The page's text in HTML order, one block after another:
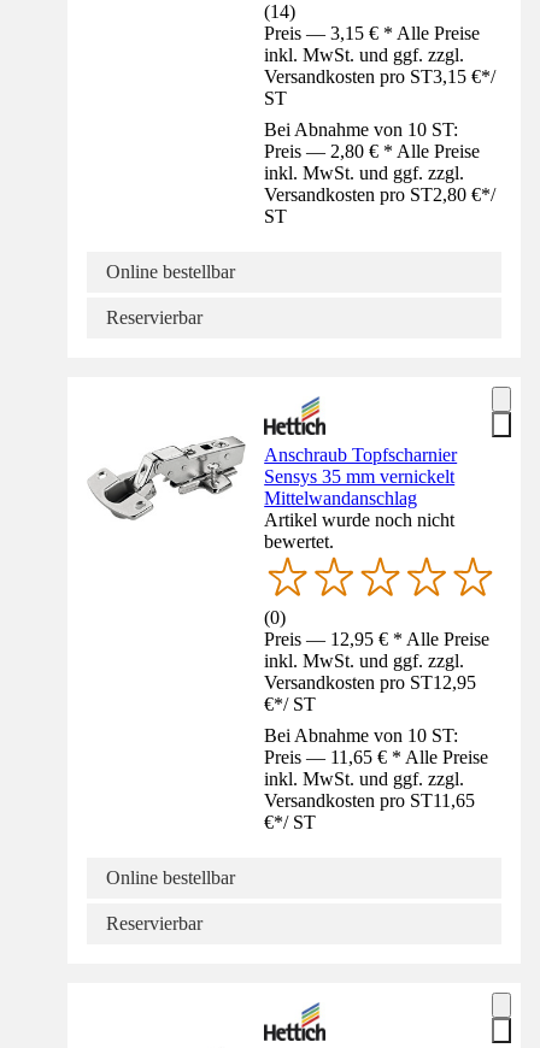
(14)
Preis — 3,15 € * Alle Preise
inkl. MwSt. und ggf. zzgl.
Versandkosten pro ST3,15 €*/
ST
Bei Abnahme von 10 ST:
Preis — 2,80 € * Alle Preise
inkl. MwSt. und ggf. zzgl.
Versandkosten pro ST2,80 €*/
ST
Online bestellbar
Reservierbar
Anschraub Topfscharnier
Sensys 35 mm vernickelt
Mittelwandanschlag
Artikel wurde noch nicht
bewertet.
(0)
Preis — 12,95 € * Alle Preise
inkl. MwSt. und ggf. zzgl.
Versandkosten pro ST12,95
€*/ ST
Bei Abnahme von 10 ST:
Preis — 11,65 € * Alle Preise
inkl. MwSt. und ggf. zzgl.
Versandkosten pro ST11,65
€*/ ST
Online bestellbar
Reservierbar